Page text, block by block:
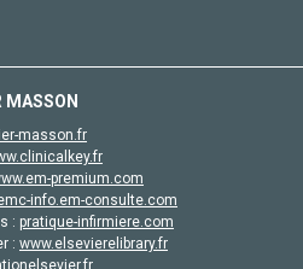
MASSON
masson.fr
premium.com
info.em-consulte.com
: pratique-infirmiere.com
: www.elsevierelibrary.fr